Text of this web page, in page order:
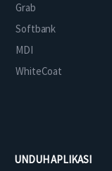
Grab
Softbank
MDI
WhiteCoat
UNDUH APLIKASI